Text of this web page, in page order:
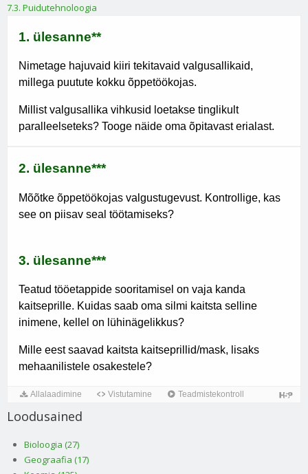
7.3. Puidutehnoloogia
Loodusained
Bioloogia (27)
Geograafia (17)